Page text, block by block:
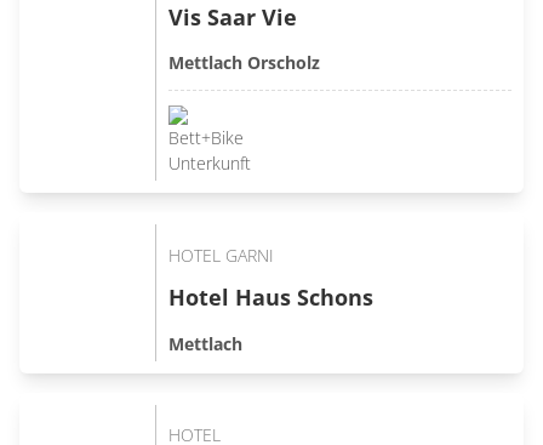
Vis Saar Vie
Mettlach Orscholz
HOTEL GARNI
Hotel Haus Schons
Mettlach
HOTEL